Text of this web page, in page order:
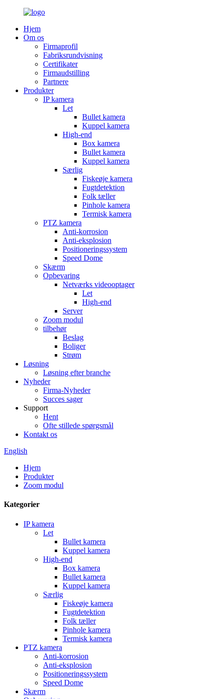
Hjem
Om os
Firmaprofil
Fabriksrundvisning
Certifikater
Firmaudstilling
Partnere
Produkter
IP kamera
Let
Bullet kamera
Kuppel kamera
High-end
Box kamera
Bullet kamera
Kuppel kamera
Særlig
Fiskeøje kamera
Fugtdetektion
Folk tæller
Pinhole kamera
Termisk kamera
PTZ kamera
Anti-korrosion
Anti-eksplosion
Positioneringssystem
Speed ​​Dome
Skærm
Opbevaring
Netværks videooptager
Let
High-end
Server
Zoom modul
tilbehør
Beslag
Boliger
Strøm
Løsning
Løsning efter branche
Nyheder
Firma-Nyheder
Succes sager
Support
Hent
Ofte stillede spørgsmål
Kontakt os
English
Hjem
Produkter
Zoom modul
Kategorier
IP kamera
Let
Bullet kamera
Kuppel kamera
High-end
Box kamera
Bullet kamera
Kuppel kamera
Særlig
Fiskeøje kamera
Fugtdetektion
Folk tæller
Pinhole kamera
Termisk kamera
PTZ kamera
Anti-korrosion
Anti-eksplosion
Positioneringssystem
Speed ​​Dome
Skærm